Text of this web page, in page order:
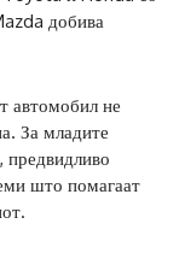
добива
автомобил не
За младите
предвидливо
што помагаат